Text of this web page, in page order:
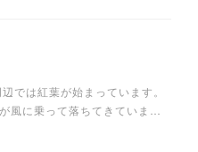
では紅葉が始まっています。
風に乗って落ちてきていま…